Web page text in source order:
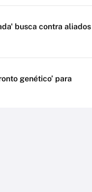
busca contra aliados
genético’ para